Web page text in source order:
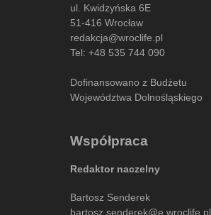
ul. Kwidzyńska 6E
51-416 Wrocław
redakcja@wroclife.pl
Tel: +48 535 744 090
Dofinansowano z Budżetu
Województwa Dolnośląskiego
Współpraca
Redaktor naczelny
Bartosz Senderek
bartosz.senderek@e.wroclife.pl